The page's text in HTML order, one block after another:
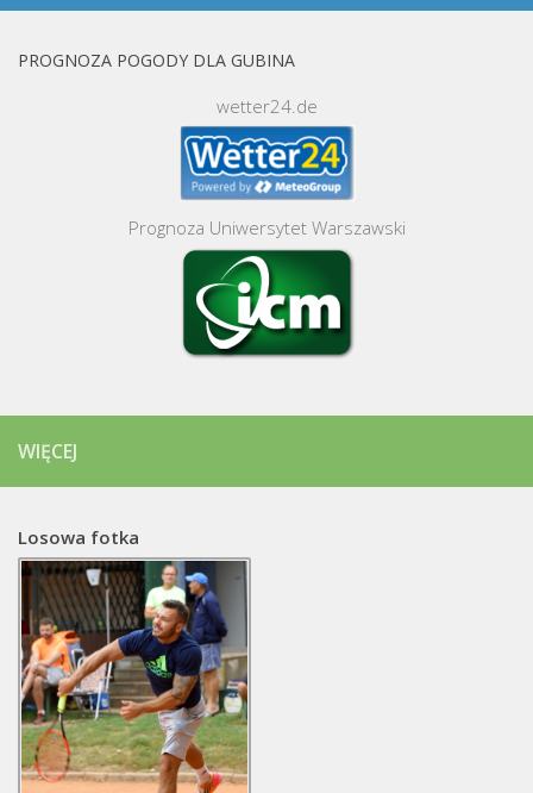
PROGNOZA POGODY DLA GUBINA
wetter24.de
Prognoza Uniwersytet Warszawski
WIĘCEJ
Losowa fotka